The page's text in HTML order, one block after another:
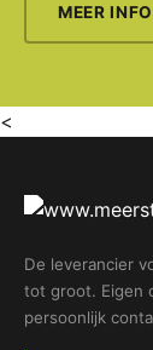
MEER
<
De leverancier
tot groot. Eigen
persoonlijk